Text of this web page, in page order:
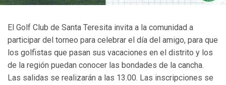
El Golf Club de Santa Teresita invita a la comunidad a
participar del torneo para celebrar el día del amigo, para que
los golfistas que pasan sus vacaciones en el distrito y los
de la región puedan conocer las bondades de la cancha.
Las salidas se realizarán a las 13.00. Las inscripciones se